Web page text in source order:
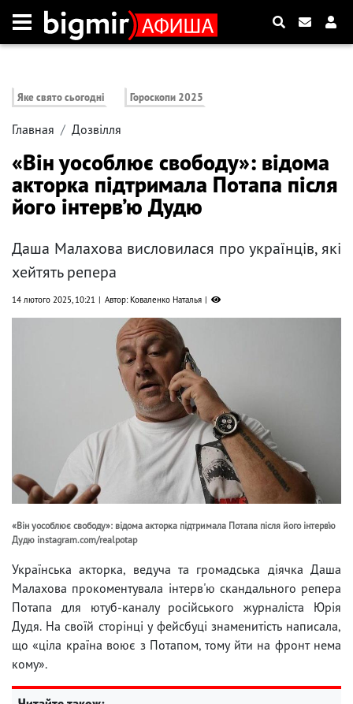
Яке свято сьогодні Гороскопи 2025
Главная Дозвілля
«Він уособлює свободу»: відома
акторка підтримала Потапа після
його інтерв’ю Дудю
Даша Малахова висловилася про українців, які
хейтять репера
14 лютого 2025, 10:21 Автор: Коваленко Наталья
«Він уособлює свободу»: відома акторка підтримала Потапа після його інтерв’ю
Дудю instagram.com/realpotap
Українська акторка, ведуча та громадська діячка Даша
Малахова прокоментувала інтерв'ю скандального репера
Потапа для ютуб-каналу російського журналіста Юрія
Дудя. На своїй сторінці у фейсбуці знаменитість написала,
що «ціла країна воює з Потапом, тому йти на фронт нема
кому».